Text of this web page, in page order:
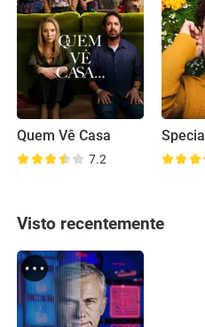
Quem Vê Casa
7.2
Special
Visto recentemente